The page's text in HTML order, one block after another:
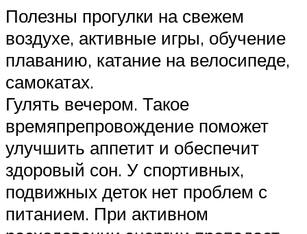
Полезны прогулки на свежем
воздухе, активные игры, обучение
плаванию, катание на велосипеде,
самокатах.
Гулять вечером. Такое
времяпрепровождение поможет
улучшить аппетит и обеспечит
здоровый сон. У спортивных,
подвижных деток нет проблем с
питанием. При активном